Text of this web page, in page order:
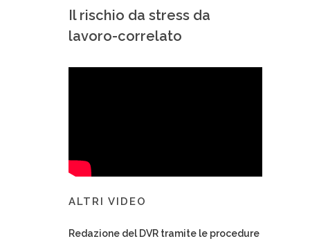
Il rischio da stress da
lavoro-correlato
ALTRI VIDEO
Redazione del DVR tramite le procedure